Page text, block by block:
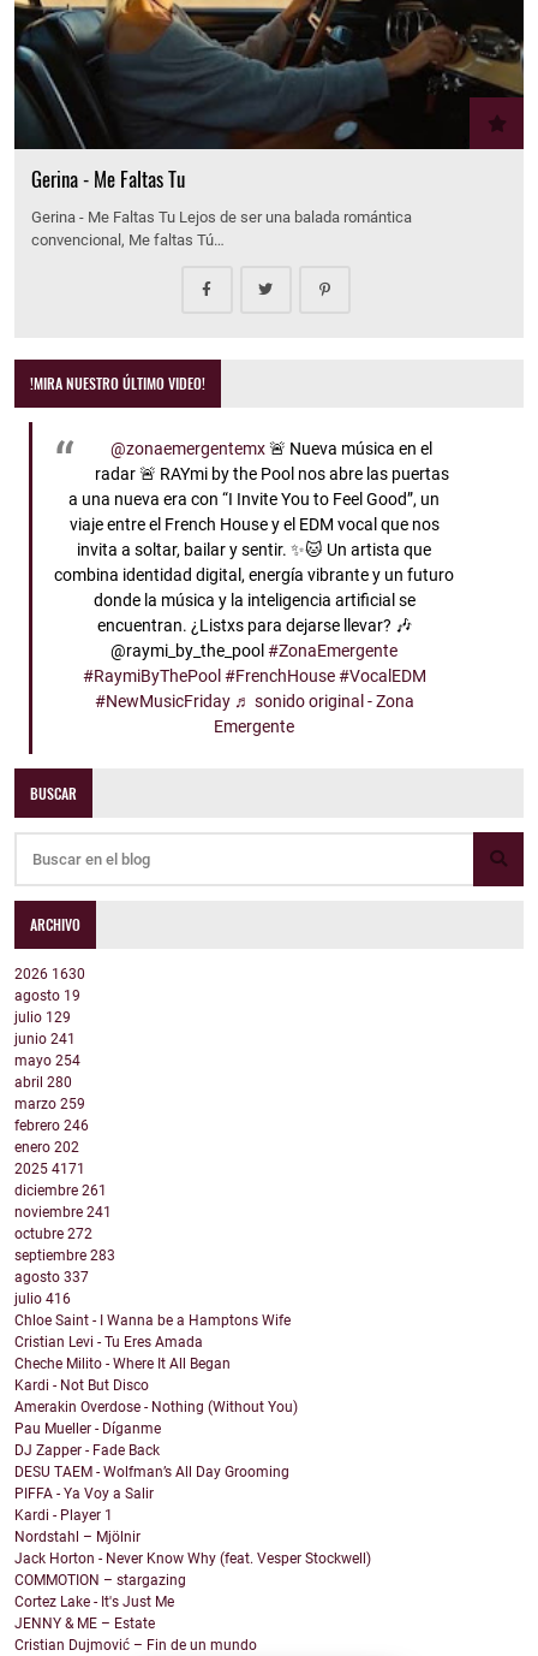
Gerina - Me Faltas Tu
Gerina - Me Faltas Tu Lejos de ser una balada romántica
convencional, Me faltas Tú…
!MIRA NUESTRO ÚLTIMO VIDEO!
@zonaemergentemx🚨 Nueva música en el
radar 🚨 RAYmi by the Pool nos abre las puertas
a una nueva era con “I Invite You to Feel Good”, un
viaje entre el French House y el EDM vocal que nos
invita a soltar, bailar y sentir. ✨🐱 Un artista que
combina identidad digital, energía vibrante y un futuro
donde la música y la inteligencia artificial se
encuentran. ¿Listxs para dejarse llevar? 🎶
@raymi_by_the_pool#ZonaEmergente
#RaymiByThePool #FrenchHouse #VocalEDM
#NewMusicFriday ♬ sonido original - Zona
Emergente
BUSCAR
ARCHIVO
2026 1630
agosto 19
julio 129
junio 241
mayo 254
abril 280
marzo 259
febrero 246
enero 202
2025 4171
diciembre 261
noviembre 241
octubre 272
septiembre 283
agosto 337
julio 416
Chloe Saint - I Wanna be a Hamptons Wife
Cristian Levi - Tu Eres Amada
Cheche Milito - Where It All Began
Kardi - Not But Disco
Amerakin Overdose - Nothing (Without You)
Pau Mueller - Díganme
DJ Zapper - Fade Back
DESU TAEM - Wolfman’s All Day Grooming
PIFFA - Ya Voy a Salir
Kardi - Player 1
Nordstahl – Mjölnir
Jack Horton - Never Know Why (feat. Vesper Stockwell)
COMMOTION – stargazing
Cortez Lake - It's Just Me
JENNY & ME – Estate
Cristian Dujmović – Fin de un mundo